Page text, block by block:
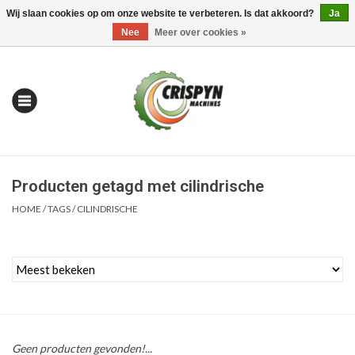
0 Artikelen - €0,00 Mijn account / Registreren
Alles om te Boren |
Producten getagd met cilindrische
HOME /TAGS/CILINDRISCHE
Geen producten gevonden!...
Wij slaan cookies op om onze website te verbeteren. Is dat akkoord?
Ja
Nee
Meer over cookies »